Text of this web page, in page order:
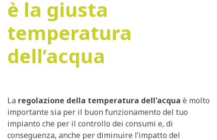
è la giusta
temperatura
dell’acqua
La regolazione della temperatura dell'acqua è molto
importante sia per il buon funzionamento del tuo
impianto che per il controllo dei consumi e, di
conseguenza, anche per diminuire l’impatto del